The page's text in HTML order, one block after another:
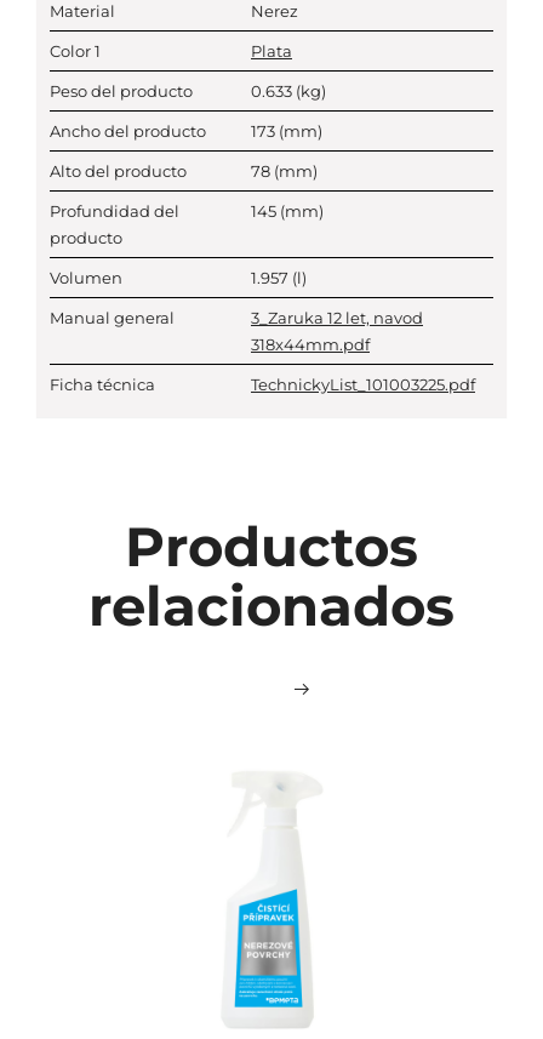
Material Nerez
Color 1 Plata
Peso del producto 0.633 (kg)
Ancho del producto 173 (mm)
Alto del producto 78 (mm)
Profundidad del
producto
145 (mm)
Volumen 1.957 (l)
Manual general
3_Zaruka 12 let, navod
318x44mm.pdf
Ficha técnica TechnickyList_101003225.pdf
Productos
relacionados